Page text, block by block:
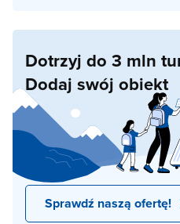
Dotrzyj do 3 mln
Dodaj swój obiekt
Sprawdź naszą ofertę!